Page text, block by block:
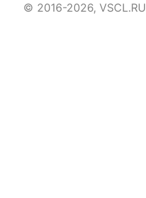
© 2016-2026, VSCL.RU